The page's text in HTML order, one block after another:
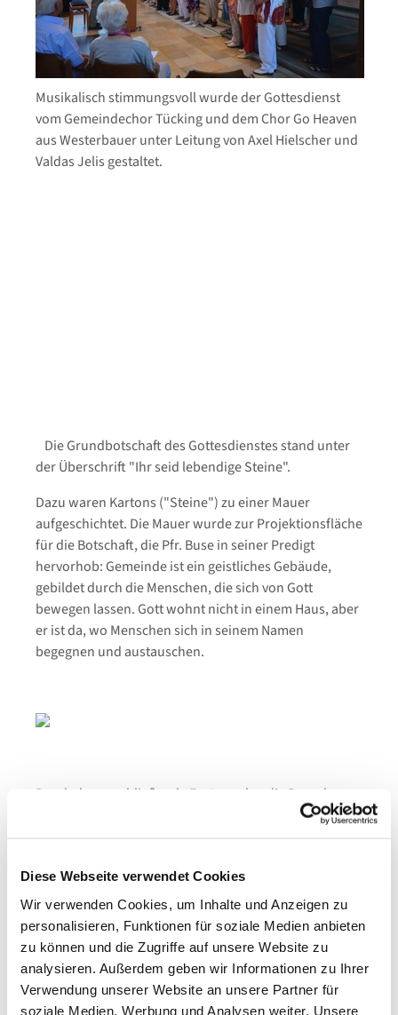
Diese Webseite verwendet Cookies
Wir verwenden Cookies, um Inhalte und Anzeigen zu
personalisieren, Funktionen für soziale Medien anbieten
zu können und die Zugriffe auf unsere Website zu
analysieren. Außerdem geben wir Informationen zu Ihrer
Verwendung unserer Website an unsere Partner für
soziale Medien, Werbung und Analysen weiter. Unsere
Musikalisch stimmungsvoll wurde der Gottesdienst
vom Gemeindechor Tücking und dem Chor Go Heaven
aus Westerbauer unter Leitung von Axel Hielscher und
Valdas Jelis gestaltet.
Die Grundbotschaft des Gottesdienstes stand unter
der Überschrift "Ihr seid lebendige Steine".
Dazu waren Kartons ("Steine") zu einer Mauer
aufgeschichtet. Die Mauer wurde zur Projektionsfläche
für die Botschaft, die Pfr. Buse in seiner Predigt
hervorhob: Gemeinde ist ein geistliches Gebäude,
gebildet durch die Menschen, die sich von Gott
bewegen lassen. Gott wohnt nicht in einem Haus, aber
er ist da, wo Menschen sich in seinem Namen
begegnen und austauschen.
Durch das anschließende Fest wurden die Besucher
von einem Phantomimen begleitet, der die einzelnen
Veranstaltungspunkte - ohne gesprochenes Wort -
In einem bunten Fest rund ums Gemeindehaus
genossen viele Besucher den herrlichen Sonnentage.
Die Evang.-Luth. Kirchengemeinde Haspe hatte alle
Besucher zu Speis und Trank eingeladen.